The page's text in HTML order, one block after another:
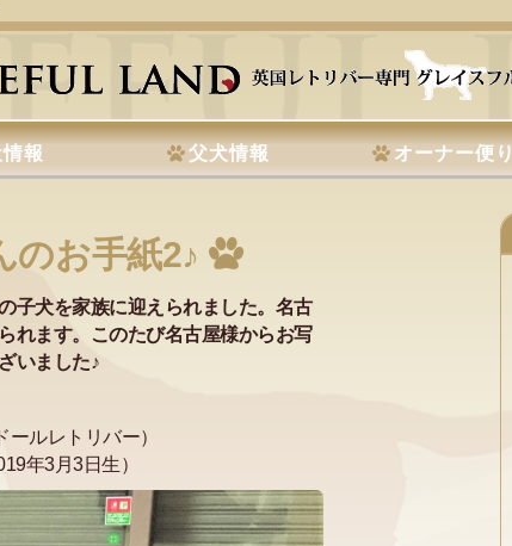
報 父犬情報 オーナー便り
のお手紙2♪
子犬を家族に迎えられました。名古
れます。このたび名古屋様からお写
いました♪
ールレトリバー）
年3月3日生）